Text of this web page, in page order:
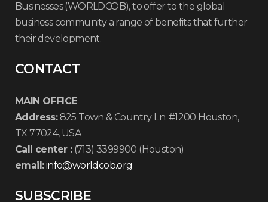
Businesses (WORLDCOB), to offer to the global
business community a range of benefits that further
their development.
CONTACT
MAIN OFFICE
Address:825 Town & Country Ln. #1200 Houston,
TX 77024, USA
Call center :(713) 3399900 (Houston)
email:info@worldcob.org
SUBSCRIBE